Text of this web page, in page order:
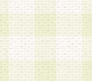
の管理
にて本サービ
ら付与された